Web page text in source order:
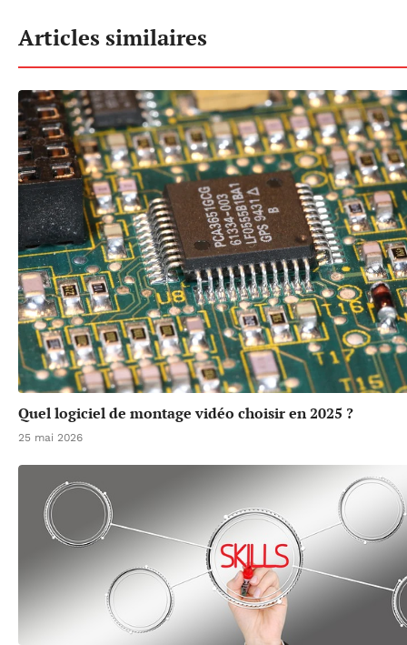
Articles similaires
Quel logiciel de montage vidéo choisir en 2025 ?
25 mai 2026